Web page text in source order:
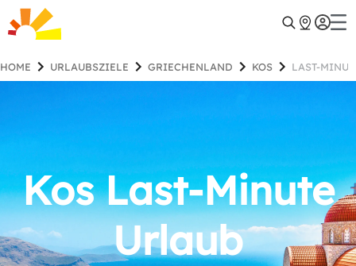
HOME URLAUBSZIELE GRIECHENLAND KOS LAST-
Kos Last-Minute
Urlaub